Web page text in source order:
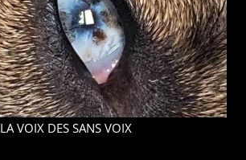
PAROLE
LA VOIX DES SANS VOIX